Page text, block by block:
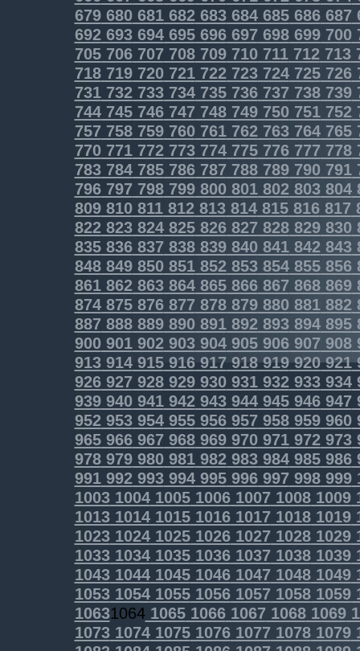
679680681682683684685686687
692693694695696697698699700
705706707708709710711712713
718719720721722723724725726
731732733734735736737 738739
744745746747748749750751752
757758759760761762763764765
770771772773774775776777 778
783784785786787788789790791
796797798799800801802803804
809810811812813814815816817
822823824825826827 828829830
835836837838839840841842843
848849850851852853854855856
861862863864865866867 868869
874875876877 878879880 881882
887888889890891892893894895
900901902903904905906907 908
913914915916917918919920921
926927928929930931932933934
939940941942943944945946947
952953954955956957958959960
965966967968969970971972973
978979980981982983984985986
991992993994995996997998999
1003100410051006100710081009
1013101410151016101710181019
1023102410251026102710281029
1033103410351036103710381039
1043104410451046104710481049
1053105410551056105710581059
1063106410651066106710681069
1073107410751076107710781079